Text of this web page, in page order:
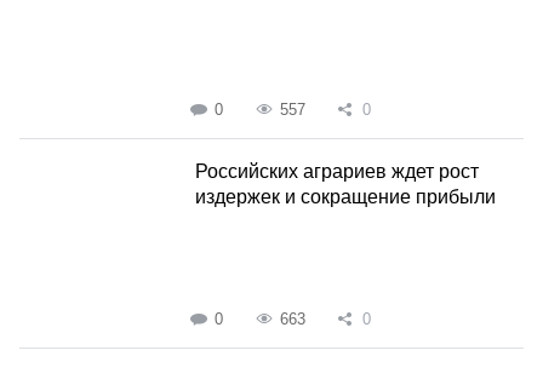
0 557 0
Российских аграриев ждет рост
издержек и сокращение прибыли
0 663 0